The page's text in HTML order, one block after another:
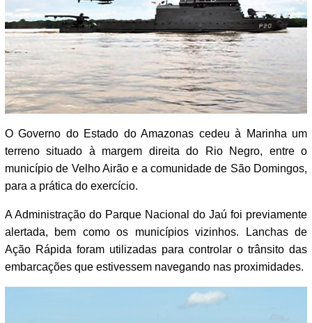
O Governo do Estado do Amazonas cedeu à Marinha um
terreno situado à margem direita do Rio Negro, entre o
município de Velho Airão e a comunidade de São Domingos,
para a prática do exercício.
A Administração do Parque Nacional do Jaú foi previamente
alertada, bem como os municípios vizinhos. Lanchas de
Ação Rápida foram utilizadas para controlar o trânsito das
embarcações que estivessem navegando nas proximidades.